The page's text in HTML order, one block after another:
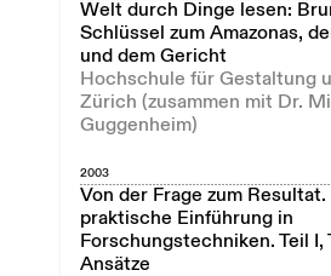
Welt durch Dinge lesen:
Schlüssel zum Amazonas,
und dem Gericht
Hochschule für Gestaltung
Zürich (zusammen mit Dr.
Guggenheim)
2003
Von der Frage zum Resultat.
praktische Einführung in
Forschungstechniken. Teil
Ansätze